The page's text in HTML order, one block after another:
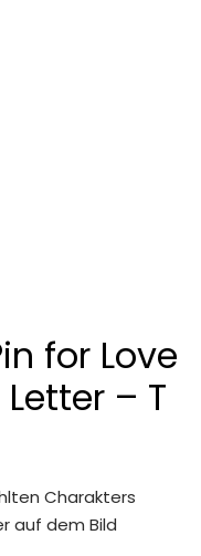
for Love
– T
Charakters
auf dem Bild